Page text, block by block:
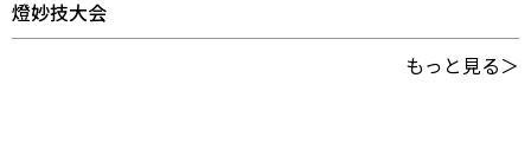
燈妙技大会
もっと見る＞